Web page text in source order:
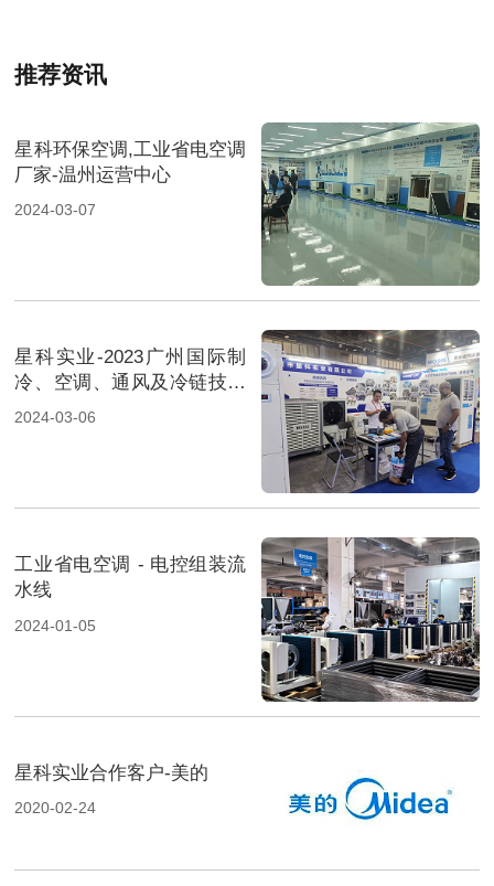
推荐资讯
星科环保空调,工业省电空调
厂家-温州运营中心
2024-03-07
星科实业-2023广州国际制
冷、空调、通风及冷链技术
展览会-2
2024-03-06
工业省电空调 - 电控组装流
水线
2024-01-05
星科实业合作客户-美的
2020-02-24